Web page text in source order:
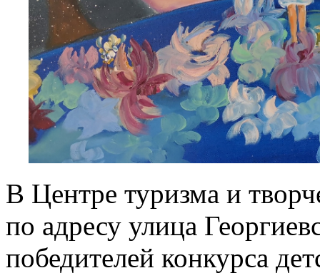
В Центре туризма и
по адресу улица
победителей конкурса